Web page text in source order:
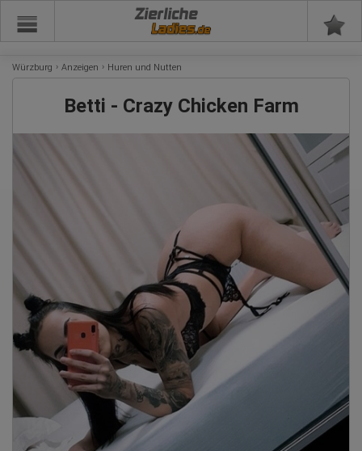
Zierliche
Würzburg Anzeigen Huren und Nutten
Betti - Crazy Chicken Farm